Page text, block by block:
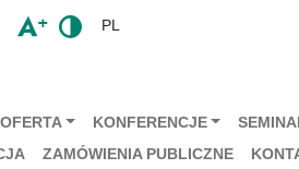
PL
OFERTA KONFERENCJE
ZAMÓWIENIA PUBLICZNE